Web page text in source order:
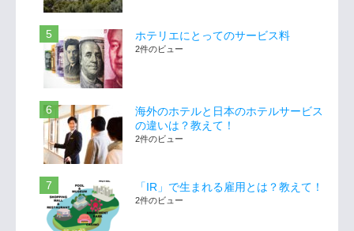
ホテリエにとってのサービス料
2件のビュー
海外のホテルと日本のホテルサービス
の違いは？教えて！
2件のビュー
「IR」で生まれる雇用とは？教えて！
2件のビュー